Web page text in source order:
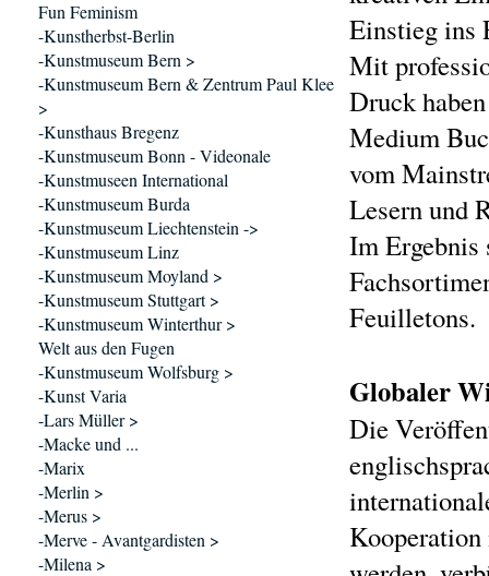
Einstieg ins
Mit
Druck
Medium
vom
Lesern und
Im Ergebnis
Feuilletons.
Globaler
Die
Fun Feminism
-Kunstherbst-Berlin
-Kunstmuseum Bern >
-Kunstmuseum Bern & Zentrum Paul Klee
>
-Kunsthaus Bregenz
-Kunstmuseum Bonn - Videonale
-Kunstmuseen International
-Kunstmuseum Burda
-Kunstmuseum Liechtenstein ->
-Kunstmuseum Linz
-Kunstmuseum Moyland >
-Kunstmuseum Stuttgart >
-Kunstmuseum Winterthur >
Welt aus den Fugen
-Kunstmuseum Wolfsburg >
-Kunst Varia
-Lars Müller >
-Macke und ...
-Marix
-Merlin >
-Merus >
-Merve - Avantgardisten >
-Milena >